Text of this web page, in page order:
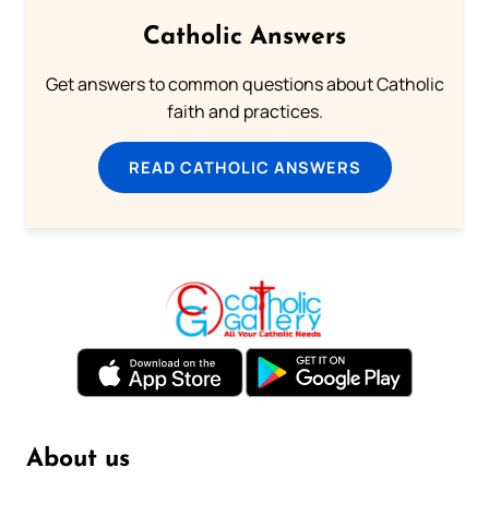
Catholic Answers
Get answers to common questions about Catholic
faith and practices.
READ CATHOLIC ANSWERS
About us